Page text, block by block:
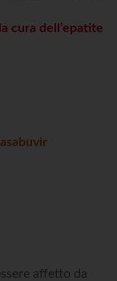
cura dell’epatite
affetto da